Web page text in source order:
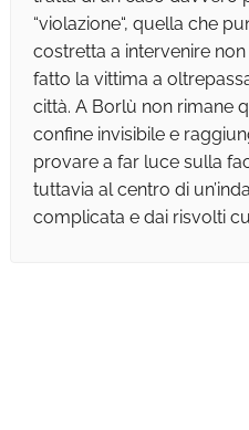
“violazione“, quella che
costretta a intervenire
fatto la vittima a
città. A Borlù non rimane
confine invisibile e
provare a far luce sulla
tuttavia al centro di
complicata e dai risvolti